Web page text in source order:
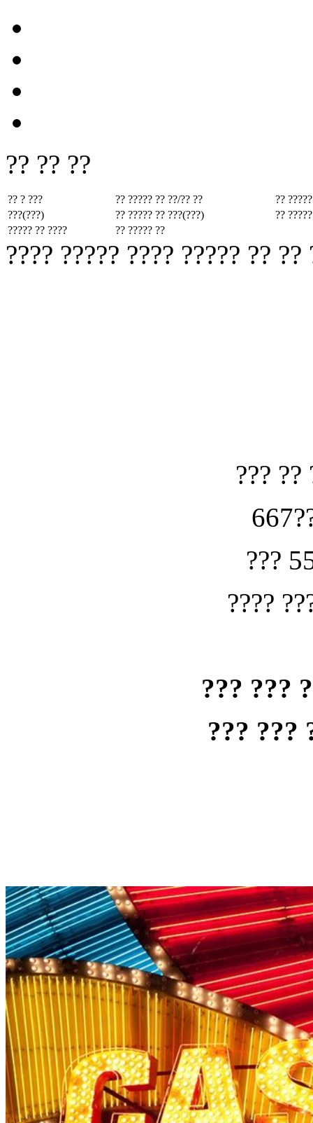
?? ?? ??
?? ? ??? ?? ????? ?? ??/?? ??
??
???(???)
?? ????? ?? ???(???)
??
????? ?? ????
?? ????? ??
???? ????? ???? ????? ??
??? ??
???
????
??? ???
??? ???